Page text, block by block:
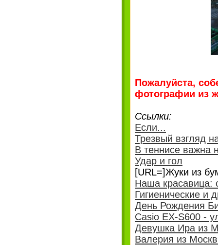
Пожалуйста,
фотографии из
Ссылки:
Если...
Трезвый взгляд
В теннисе важна
Удар и гол
[URL=]Жуки из
Наша красавица:
Гигиенические и
День Рождения
Casio EX-S600 -
Девушка Ира из
Валерия из